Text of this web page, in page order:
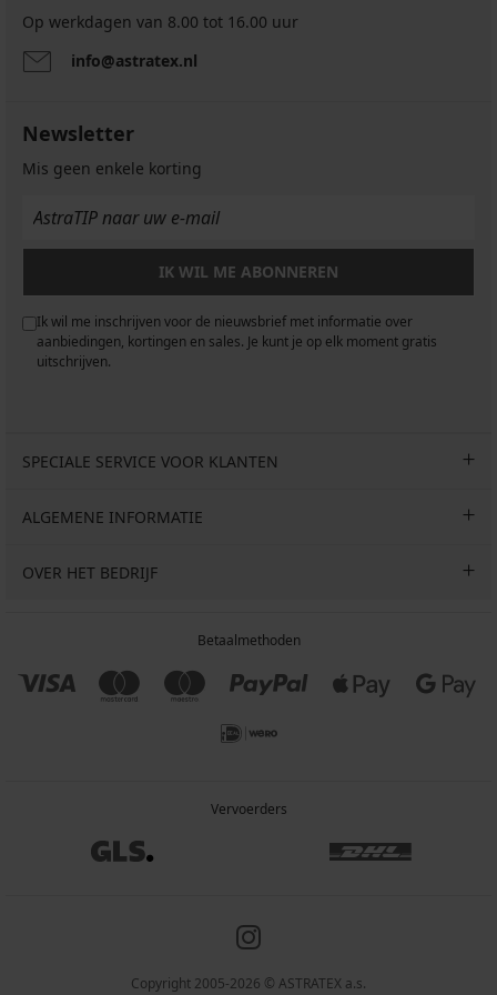
Op werkdagen van 8.00 tot 16.00 uur
info@astratex.nl
Newsletter
Mis geen enkele korting
IK WIL ME ABONNEREN
Ik wil me inschrijven voor de nieuwsbrief met informatie over
aanbiedingen, kortingen en sales. Je kunt je op elk moment gratis
uitschrijven.
SPECIALE SERVICE VOOR KLANTEN
ALGEMENE INFORMATIE
OVER HET BEDRIJF
Betaalmethoden
Vervoerders
Copyright 2005-2026 © ASTRATEX a.s.